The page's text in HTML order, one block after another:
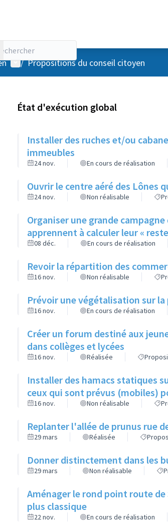
Menu utilisateur
/ Propositions du conseil citoyen
État d'exécution global
Installer des ruches et/ou
immeubles
24 nov. En cours de réalisation
Ouvrir le centre aéré des Lônes
24 nov. Non réalisable
Organiser une grande
apprennent à calculer leur «
08 déc. En cours de réalisation
Revoir la répartition des
16 nov. Non réalisable
Prévoir une végétalisation sur
16 nov. En cours de réalisation
Créer un forum destiné aux
dans collèges et lycées
16 nov. Réalisée
Installer des hamacs statiques
ceux qui sont prévus (mobiles)
16 nov. Non réalisable
Replanter l'allée de prunus rue
29 mars Réalisée
Donner distinctement dans les
29 mars Non réalisable
Aménager le rond point route
plus classique
22 nov. En cours de réalisation